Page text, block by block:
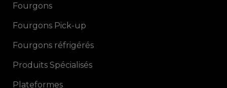
Fourgons
Fourgons Pick-up
Fourgons réfrigérés
Produits Spécialisés
Plateformes